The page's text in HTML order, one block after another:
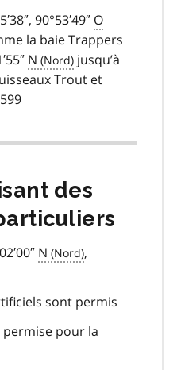
90°53′49″ O
la baie Trappers
N
jusqu’à
Trout et
des
N
,
sont permis
permise pour la